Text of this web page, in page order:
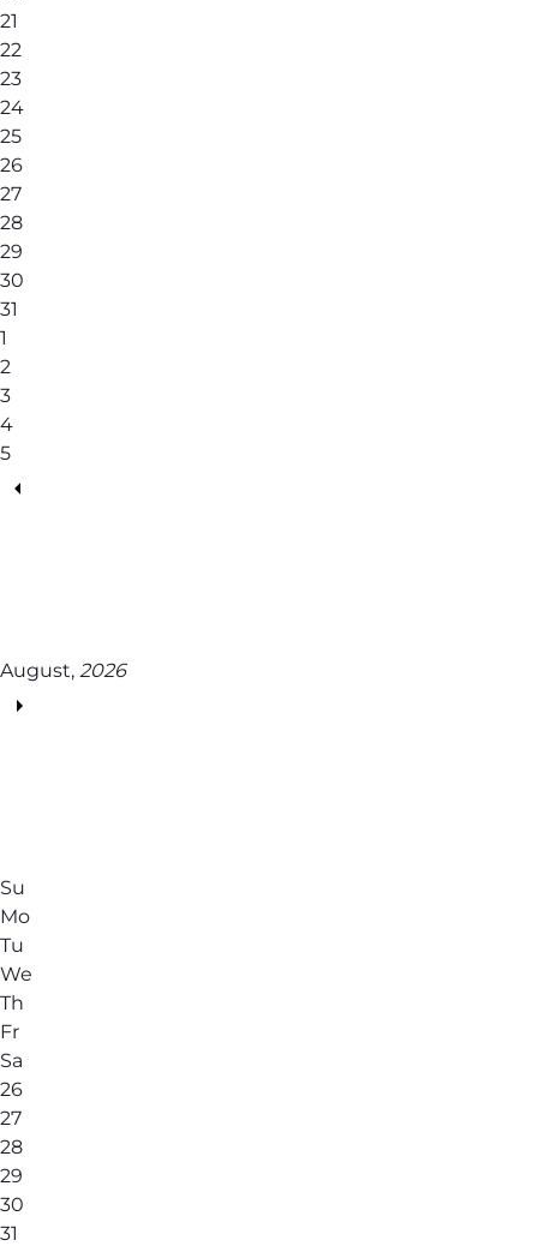
21
22
23
24
25
26
27
28
29
30
31
1
2
3
4
5
August, 2026
Su
Mo
Tu
We
Th
Fr
Sa
26
27
28
29
30
31